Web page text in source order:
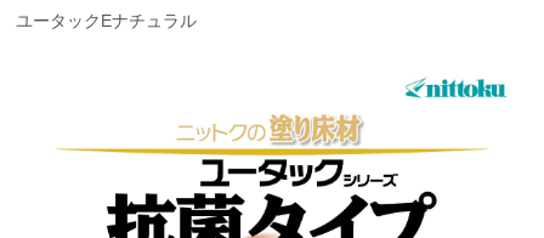
ユータックEナチュラル